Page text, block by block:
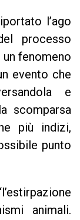
l’ago
processo
fenomeno
evento che
e
scomparsa
più indizi,
punto
animali.